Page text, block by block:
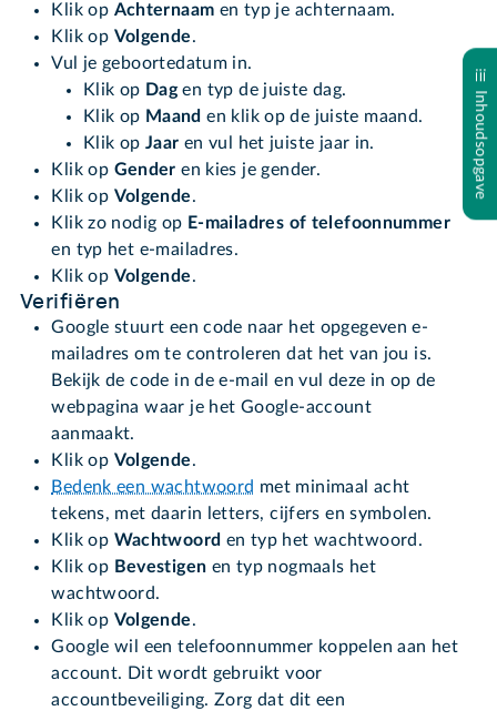
Klik op Achternaam en typ je achternaam.
Klik op Volgende.
Vul je geboortedatum in.
Klik op Dagen typ de juiste dag.
Klik op Maanden klik op de juiste maand.
Klik op Jaar en vul het juiste jaar in.
Klik op Genderen kies je gender.
Klik op Volgende.
Klik zo nodig op E-mailadres of telefoonnummer
en typ het e-mailadres.
Klik op Volgende.
Verifiëren
Google stuurt een code naar het opgegeven e-
mailadres om te controleren dat het van jou is.
Bekijk de code in de e-mail en vul deze in op de
webpagina waar je het Google-account
aanmaakt.
Klik op Volgende.
Bedenk een wachtwoord met minimaal acht
tekens, met daarin letters, cijfers en symbolen.
Klik op Wachtwoord en typ het wachtwoord.
Klik op Bevestigen en typ nogmaals het
wachtwoord.
Klik op Volgende.
Google wil een telefoonnummer koppelen aan het
account. Dit wordt gebruikt voor
accountbeveiliging. Zorg dat dit een
Inhoudsopgave